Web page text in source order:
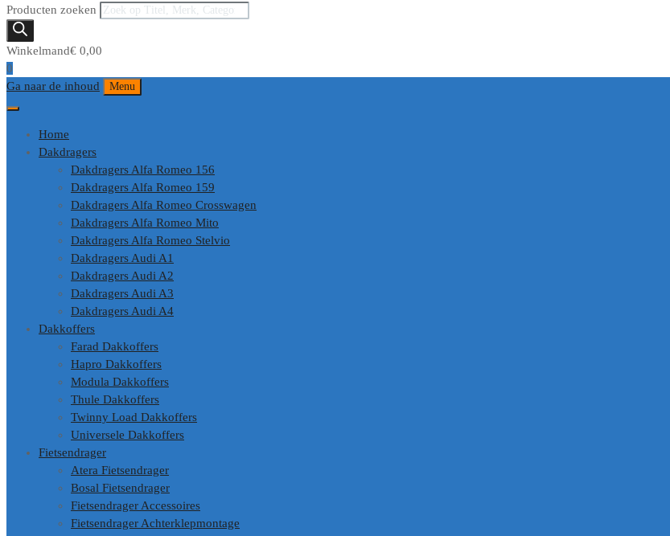
Producten zoeken
Winkelmand€ 0,00
0
Ga naar de inhoud
Menu
Home
Dakdragers
Dakdragers Alfa Romeo 156
Dakdragers Alfa Romeo 159
Dakdragers Alfa Romeo Crosswagen
Dakdragers Alfa Romeo Mito
Dakdragers Alfa Romeo Stelvio
Dakdragers Audi A1
Dakdragers Audi A2
Dakdragers Audi A3
Dakdragers Audi A4
Dakkoffers
Farad Dakkoffers
Hapro Dakkoffers
Modula Dakkoffers
Thule Dakkoffers
Twinny Load Dakkoffers
Universele Dakkoffers
Fietsendrager
Atera Fietsendrager
Bosal Fietsendrager
Fietsendrager Accessoires
Fietsendrager Achterklepmontage